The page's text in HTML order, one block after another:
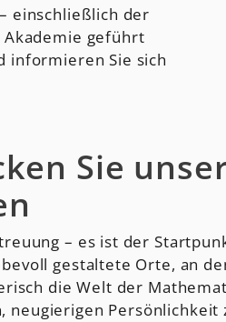
– einschließlich der
geführt
informieren Sie sich
Sie
– es ist der
gestaltete Orte, an
die Welt der
neugierigen Persönlichkeit